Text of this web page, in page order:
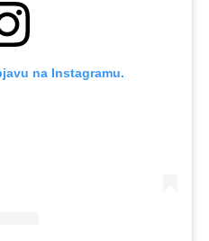
na Instagramu.